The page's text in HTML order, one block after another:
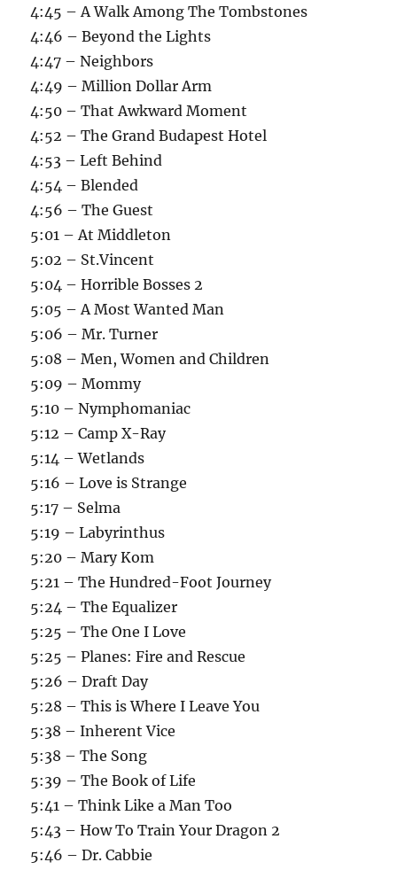
4:45 – A Walk Among The Tombstones
4:46 – Beyond the Lights
4:47 – Neighbors
4:49 – Million Dollar Arm
4:50 – That Awkward Moment
4:52 – The Grand Budapest Hotel
4:53 – Left Behind
4:54 – Blended
4:56 – The Guest
5:01 – At Middleton
5:02 – St.Vincent
5:04 – Horrible Bosses 2
5:05 – A Most Wanted Man
5:06 – Mr. Turner
5:08 – Men, Women and Children
5:09 – Mommy
5:10 – Nymphomaniac
5:12 – Camp X-Ray
5:14 – Wetlands
5:16 – Love is Strange
5:17 – Selma
5:19 – Labyrinthus
5:20 – Mary Kom
5:21 – The Hundred-Foot Journey
5:24 – The Equalizer
5:25 – The One I Love
5:25 – Planes: Fire and Rescue
5:26 – Draft Day
5:28 – This is Where I Leave You
5:38 – Inherent Vice
5:38 – The Song
5:39 – The Book of Life
5:41 – Think Like a Man Too
5:43 – How To Train Your Dragon 2
5:46 – Dr. Cabbie